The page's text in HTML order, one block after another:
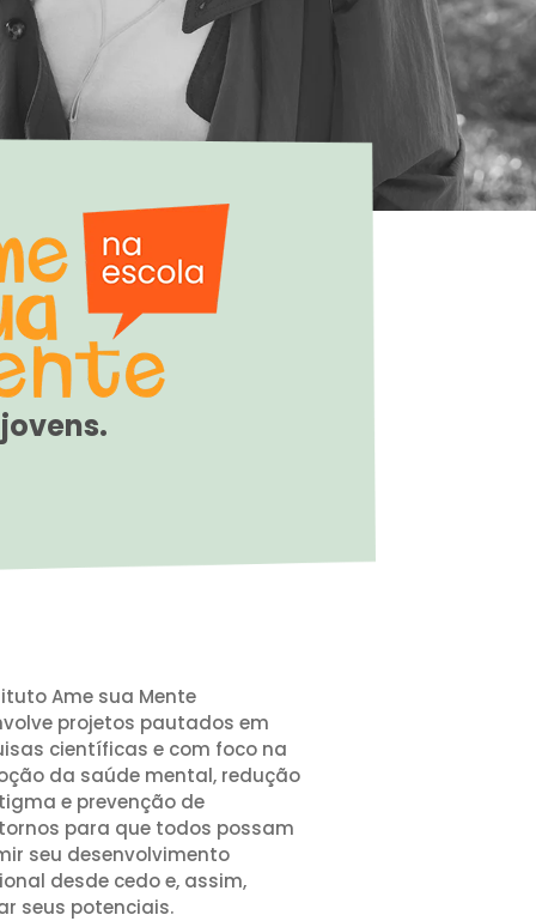
Ame sua Mente
projetos pautados em
científicas e com foco na
da saúde mental, redução
e prevenção de
para que todos possam
seu desenvolvimento
desde cedo e, assim,
seus potenciais.